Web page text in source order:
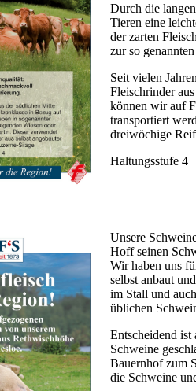
Durch die
Tieren eine
der zarten
zur so
Seit vielen
Fleischrinder
können wir auf
transportiert
dreiwöchige
Haltungsstufe 4
Unsere
Hoff seinen
Wir haben uns
selbst anbaut
im Stall und
üblichen
Entscheidend
Schweine
Bauernhof zum
die Schweine